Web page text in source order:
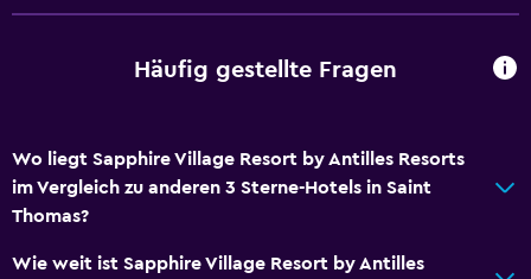
Häufig gestellte Fragen
Wo liegt Sapphire Village Resort by Antilles Resorts
im Vergleich zu anderen 3 Sterne-Hotels in Saint
Thomas?
Wie weit ist Sapphire Village Resort by Antilles